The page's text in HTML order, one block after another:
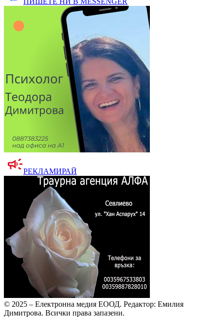
РЕКЛАМИРАЙ
© 2025 – Електронна медия ЕООД. Редактор: Емилия
Димитрова. Всички права запазени.